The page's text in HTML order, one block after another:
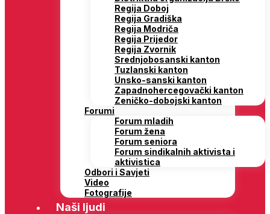
Regija Doboj
Regija Gradiška
Regija Modriča
Regija Prijedor
Regija Zvornik
Srednjobosanski kanton
Tuzlanski kanton
Unsko-sanski kanton
Zapadnohercegovački kanton
Zeničko-dobojski kanton
Forumi
Forum mladih
Forum žena
Forum seniora
Forum sindikalnih aktivista i
aktivistica
Odbori i Savjeti
Video
Fotografije
Naši ljudi